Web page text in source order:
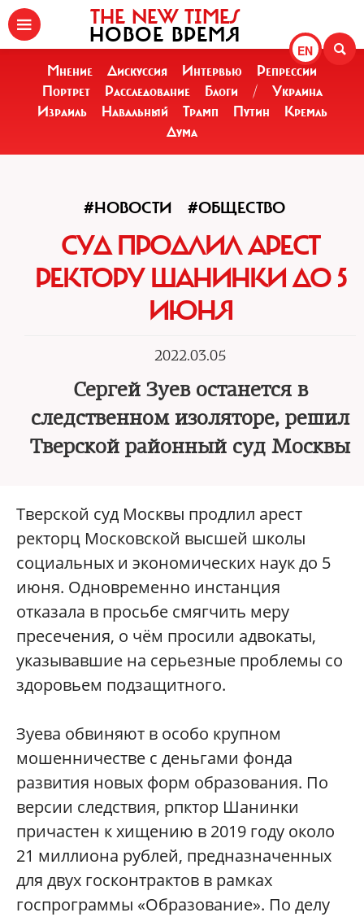
EN
THE NEW TIMES
НОВОЕ ВРЕМЯ
Мнение Дискуссия Интервью
Репрессии
Портрет
Расследование Блоги /
Украина
Израиль
Навальный Трамп Путин
Кремль
Дума
#НОВОСТИ #ОБЩЕСТВО
СУД ПРОДЛИЛ АРЕСТ
РЕКТОРУ ШАНИНКИ ДО 5
ИЮНЯ
2022.03.05
Сергей Зуев останется в
следственном изоляторе, решил
Тверской районный суд Москвы
Тверской суд Москвы продлил арест
ректорц Московской высшей школы
социальных и экономических наук до 5
июня. Одновременно инстанция
отказала в просьбе смягчить меру
пресечения, о чём просили адвокаты,
указывавшие на серьезные проблемы со
здоровьем подзащитного.
Зуева обвиняют в особо крупном
мошенничестве с деньгами фонда
развития новых форм образования. По
версии следствия, рпктор Шанинки
причастен к хищению в 2019 году около
21 миллиона рублей, предназначенных
для двух госконтрактов в рамках
госпрограммы «Образование». По делу